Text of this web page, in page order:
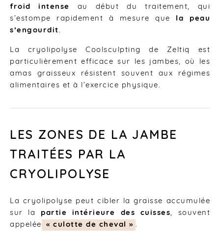
froid intense
au début du traitement, qui
s’estompe rapidement à mesure que la peau
s’engourdit.
La cryolipolyse Coolsculpting de Zeltiq est
particulièrement efficace sur les jambes, où les
amas graisseux résistent souvent aux régimes
alimentaires et à l’exercice physique.
LES ZONES DE LA JAMBE
TRAITÉES PAR LA
CRYOLIPOLYSE
La cryolipolyse peut cibler la graisse accumulée
sur la partie intérieure des cuisses, souvent
appelée
« culotte de cheval » .